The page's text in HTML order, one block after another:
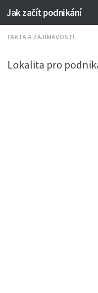
Jak začít podnikání
FAKTA A ZAJÍMAVOSTI
Lokalita pro